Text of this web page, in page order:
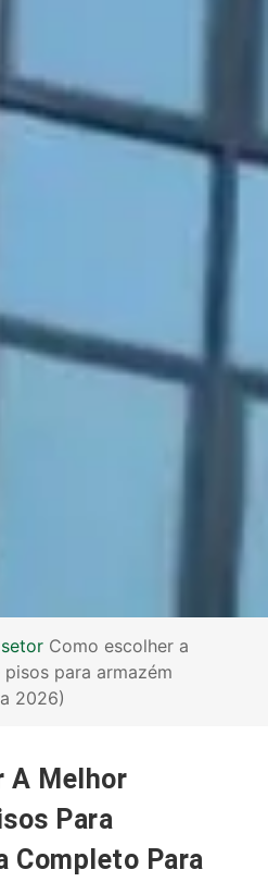
Como escolher a
para armazém
2026)
A Melhor
Para
Completo Para